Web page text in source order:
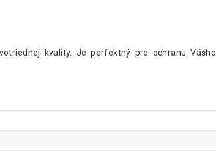
kvality. Je perfektný pre ochranu